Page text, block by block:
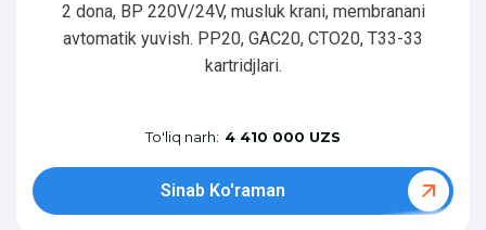
2 dona, BP 220V/24V, musluk krani, membranani
avtomatik yuvish. PP20, GAC20, CTO20, T33-33
kartridjlari.
To'liq narh: 4 410 000 UZS
Sinab Ko'raman